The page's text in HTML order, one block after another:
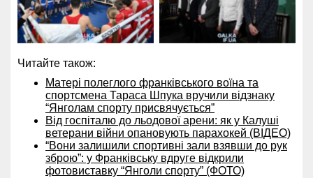
Читайте також:
Матері полеглого франківського воїна та
спортсмена Тараса Шпука вручили відзнаку
“Янголам спорту присвячується”
Від госпіталю до льодової арени: як у Калуші
ветерани війни опановують парахокей (ВІДЕО)
“Вони залишили спортивні зали взявши до рук
зброю”: у Франківську вдруге відкрили
фотовиставку “Янголи спорту” (ФОТО)